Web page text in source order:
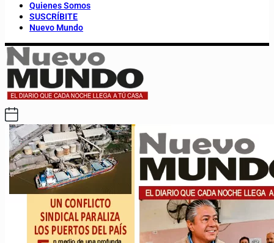
Quienes Somos
SUSCRÍBITE
Nuevo Mundo